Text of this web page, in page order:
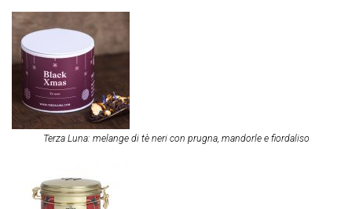
Terza Luna: melange di tè neri con prugna, mandorle e fiordaliso